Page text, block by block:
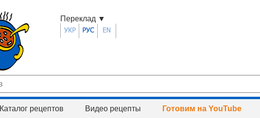
Переклад ▼
Каталог рецептов Видео рецепты Готовим на YouTube